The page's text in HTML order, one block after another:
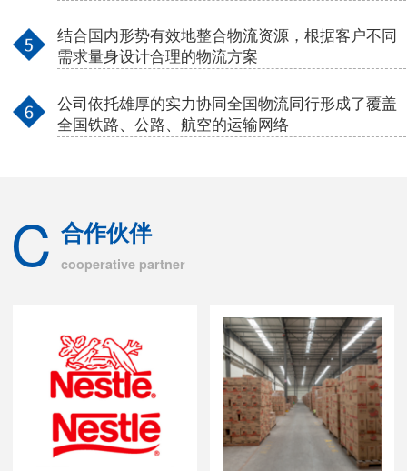
合作伙伴
cooperative partner
公司依托雄厚的实力协同全国物流同行形成了覆盖
全国铁路、公路、航空的运输网络
结合国内形势有效地整合物流资源，根据客户不同
需求量身设计合理的物流方案
C